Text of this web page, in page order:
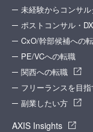
未経験からコンサ
ポストコンサル・
CxO/幹部候補への
PE/VCへの転職
関西への転職
フリーランスを目
副業したい方
AXIS Insights